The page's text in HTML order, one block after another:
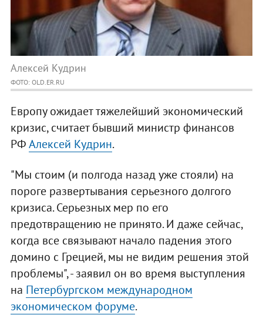
Алексей Кудрин
ФОТО: OLD.ER.RU
Европу ожидает тяжелейший экономический
кризис, считает бывший министр финансов
РФАлексей Кудрин.
"Мы стоим (и полгода назад уже стояли) на
пороге развертывания серьезного долгого
кризиса. Серьезных мер по его
предотвращению не принято. И даже сейчас,
когда все связывают начало падения этого
домино с Грецией, мы не видим решения этой
проблемы", - заявил он во время выступления
на Петербургском международном
экономическом форуме.